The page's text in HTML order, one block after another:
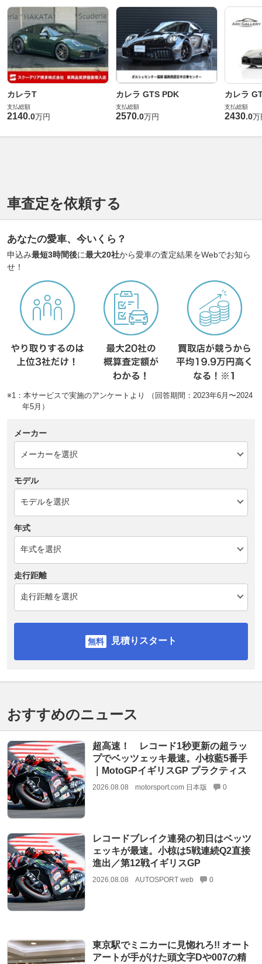
カレラT
支払総額
2140.0万円
カレラ GTS PDK
支払総額
2570.0万円
カレラ
支払総額
2430.0万
車査定を依頼する
あなたの愛車、今いくら？
申込み最短3時間後に最大20社から愛車の査定結果をWebでお知ら
せ！
※1：本サービスで実施のアンケートより （回答期間：2023年6月〜2024
年5月）
メーカー
モデル
年式
走行距離
見積りスタート
おすすめのニュース
超高速！ レコード1秒更新の超ラッ
プでベッツェッキ最速。小椋藍5番手
｜MotoGPイギリスGP プラクティス
2026.08.08 motorsport.com 日本版 0
レコードブレイク連発の初日はベッツ
ェッキが最速。小椋は5戦連続Q2直接
進出／第12戦イギリスGP
2026.08.08 AUTOSPORT web 0
東京駅でミニカーに見惚れろ!! オート
アートが手がけた頭文字Dや007の精